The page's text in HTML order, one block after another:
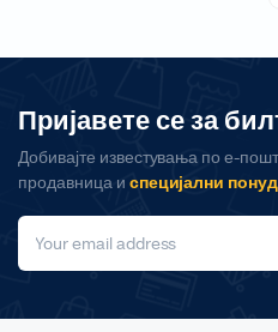
Пријавете се за
Добивајте известувања по е-
продавница и специјални